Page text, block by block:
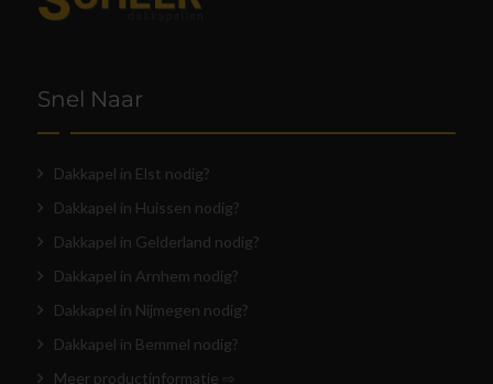
Snel Naar
Dakkapel in Elst nodig?
Dakkapel in Huissen nodig?
Dakkapel in Gelderland nodig?
Dakkapel in Arnhem nodig?
Dakkapel in Nijmegen nodig?
Dakkapel in Bemmel nodig?
Meer productinformatie ⇨